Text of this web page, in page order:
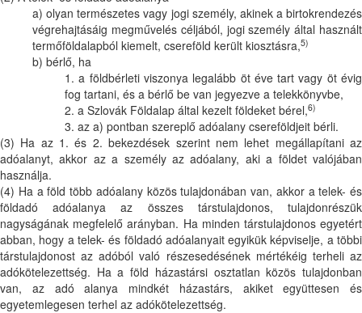
a) olyan természetes vagy jogi személy, akinek a birtokrendezés
végrehajtásáig megművelés céljából, jogi személy által használt
termőföldalapból kiemelt, csereföld került kiosztásra,5)
b) bérlő, ha
1. a földbérleti viszonya legalább öt éve tart vagy öt évig
fog tartani, és a bérlő be van jegyezve a telekkönyvbe,
2. a Szlovák Földalap által kezelt földeket bérel,6)
3. az a) pontban szereplő adóalany csereföldjeit bérli.
(3) Ha az 1. és 2. bekezdések szerint nem lehet megállapítani az
adóalanyt, akkor az a személy az adóalany, aki a földet valójában
használja.
(4) Ha a föld több adóalany közös tulajdonában van, akkor a telek- és
földadó adóalanya az összes társtulajdonos, tulajdonrészük
nagyságának megfelelő arányban. Ha minden társtulajdonos egyetért
abban, hogy a telek- és földadó adóalanyait egyikük képviselje, a többi
társtulajdonost az adóból való részesedésének mértékéig terheli az
adókötelezettség. Ha a föld házastársi osztatlan közös tulajdonban
van, az adó alanya mindkét házastárs, akiket együttesen és
egyetemlegesen terhel az adókötelezettség.